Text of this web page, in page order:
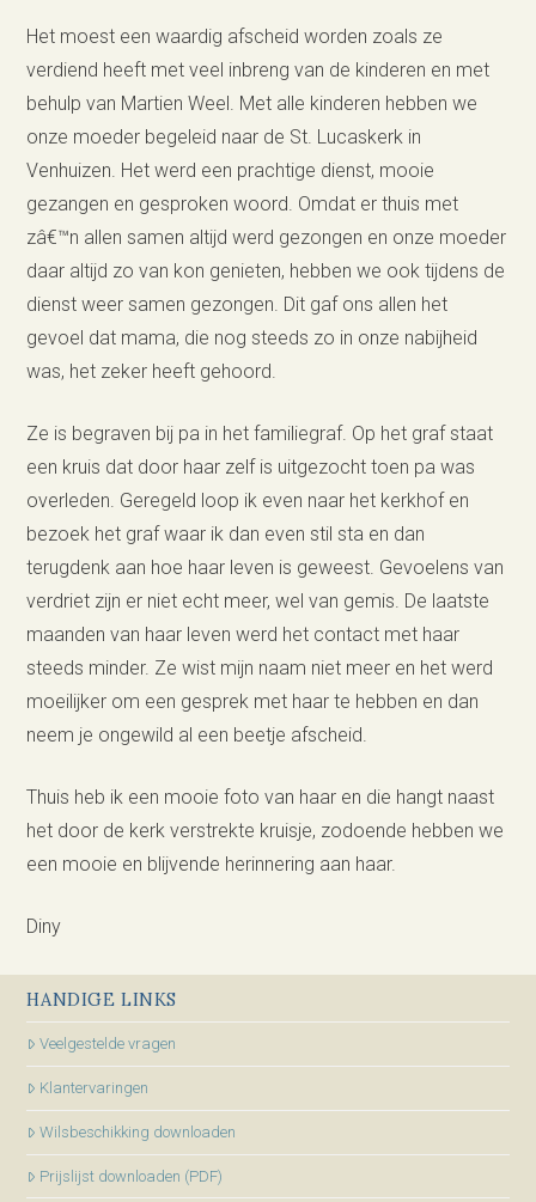
Het moest een waardig afscheid worden zoals ze
verdiend heeft met veel inbreng van de kinderen en met
behulp van Martien Weel. Met alle kinderen hebben we
onze moeder begeleid naar de St. Lucaskerk in
Venhuizen. Het werd een prachtige dienst, mooie
gezangen en gesproken woord. Omdat er thuis met
zâ€™n allen samen altijd werd gezongen en onze moeder
daar altijd zo van kon genieten, hebben we ook tijdens de
dienst weer samen gezongen. Dit gaf ons allen het
gevoel dat mama, die nog steeds zo in onze nabijheid
was, het zeker heeft gehoord.
Ze is begraven bij pa in het familiegraf. Op het graf staat
een kruis dat door haar zelf is uitgezocht toen pa was
overleden. Geregeld loop ik even naar het kerkhof en
bezoek het graf waar ik dan even stil sta en dan
terugdenk aan hoe haar leven is geweest. Gevoelens van
verdriet zijn er niet echt meer, wel van gemis. De laatste
maanden van haar leven werd het contact met haar
steeds minder. Ze wist mijn naam niet meer en het werd
moeilijker om een gesprek met haar te hebben en dan
neem je ongewild al een beetje afscheid.
Thuis heb ik een mooie foto van haar en die hangt naast
het door de kerk verstrekte kruisje, zodoende hebben we
een mooie en blijvende herinnering aan haar.
Diny
HANDIGE LINKS
Veelgestelde vragen
Klantervaringen
Wilsbeschikking downloaden
Prijslijst downloaden (PDF)